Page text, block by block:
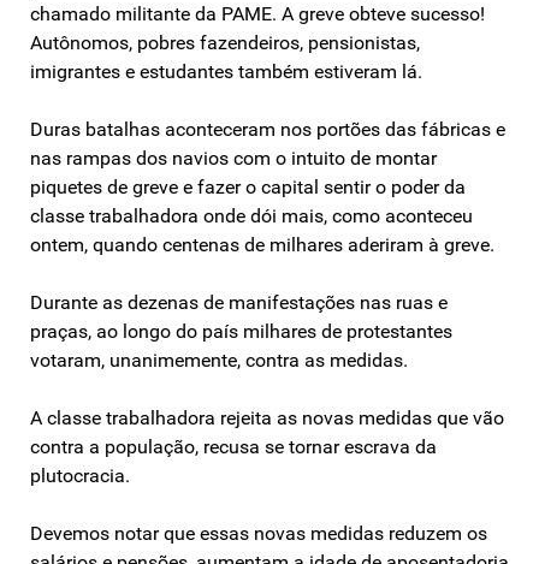
chamado militante da PAME. A greve obteve sucesso!
Autônomos, pobres fazendeiros, pensionistas,
imigrantes e estudantes também estiveram lá.
Duras batalhas aconteceram nos portões das fábricas e
nas rampas dos navios com o intuito de montar
piquetes de greve e fazer o capital sentir o poder da
classe trabalhadora onde dói mais, como aconteceu
ontem, quando centenas de milhares aderiram à greve.
Durante as dezenas de manifestações nas ruas e
praças, ao longo do país milhares de protestantes
votaram, unanimemente, contra as medidas.
A classe trabalhadora rejeita as novas medidas que vão
contra a população, recusa se tornar escrava da
plutocracia.
Devemos notar que essas novas medidas reduzem os